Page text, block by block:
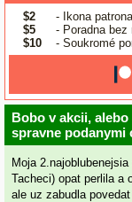
$2
- Ikona
$5
- Poradna bez
$10
- Soukromé
Bobo v akcii,
spravne podanymi
Moja
Tacheci) opat perlila a
ale uz zabudla